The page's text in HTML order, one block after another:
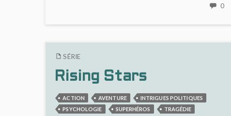
MAIS
ILLISIBLE
SURCOTÉE
0NO
SÉRIE
Rising Stars
ACTION AVENTURE
INTRIGUES POLITIQUES
PSYCHOLOGIE
SUPERHÉROS TRAGÉDIE